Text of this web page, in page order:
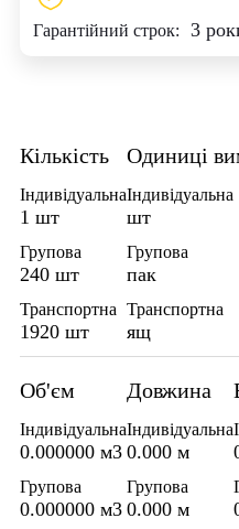
Гарантійний строк: 3
Кількість
Індивідуальна
1 шт
Групова
240 шт
Транспортна
1920 шт
Одиниці
Індивідуальна
шт
Групова
пак
Транспортна
ящ
Об'єм
Індивідуальна
0.000000 м3
Групова
0.000000 м3
Довжина
Індивідуальна
0.000 м
Групова
0.000 м